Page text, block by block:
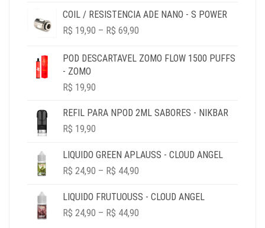
ORIGINAL
ERA:
ATUAL
É:
COIL / RESISTENCIA ADE NANO - S POWER
R$ 19,90 – R$ 69,90
R$ 19,90
POD DESCARTAVEL ZOMO FLOW 1500 PUFFS
- ZOMO
R$ 19,90
REFIL PARA NPOD 2ML SABORES - NIKBAR
R$ 19,90
LIQUIDO GREEN APLAUSS - CLOUD ANGEL
R$ 24,90 – R$ 44,90
R$ 24,90
LIQUIDO FRUTUOUSS - CLOUD ANGEL
R$ 24,90 – R$ 44,90